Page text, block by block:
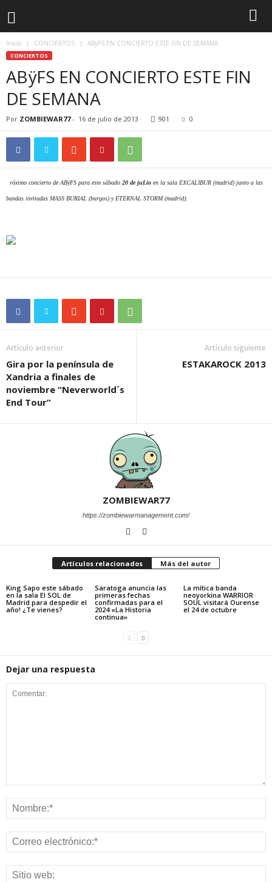
Inicio CONCIERTOS ABÿFS EN CONCIERTO ESTE FIN DE SEMANA
CONCIERTOS
ABÿFS EN CONCIERTO ESTE FIN
DE SEMANA
Por ZOMBIEWAR77- 16 de julio de 2013 901 0
róximo concierto de ABÿFS para este sábado 20 de juLio en la sala EXCALIBUR (madrid) junto a las
bandas invitadas MASS BURIAL (burgos) y ETERNAL STORM (madrid):
Artículo anterior
Gira por la península de
Xandria a finales de
noviembre “Neverworld´s
End Tour”
Artículo siguiente
ESTAKAROCK 2013
ZOMBIEWAR77
https://zombiewarmanagement.com/
Artículos relacionados Más del autor
King Sapo este sábado
en la sala El SOL de
Madrid para despedir el
año! ¿Te vienes?
Saratoga anuncia las
primeras fechas
confirmadas para el
2024 «La Historia
continua»
La mítica banda
neoyorkina WARRIOR
SOUL visitará Ourense
el 24 de octubre
Dejar una respuesta